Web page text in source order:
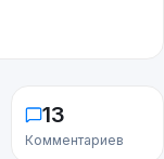
13
Комментариев